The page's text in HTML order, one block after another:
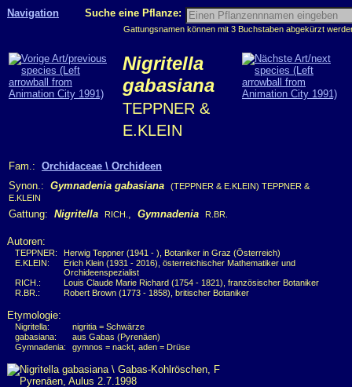
Navigation Suche eine Pflanze:
Gattungsnamen können mit 3 Buchstaben abgekürzt
Nigritella
gabasiana
TEPPNER &
E.KLEIN
Fam.: Orchidaceae \ Orchideen
Synon.: Gymnadenia gabasiana
(TEPPNER & E.KLEIN) TEPPNER &
E.KLEIN
Gattung: Nigritella RICH. , Gymnadenia R.BR.
Autoren:
TEPPNER:
Herwig Teppner (1941 - ), Botaniker in Graz (Österreich)
E.KLEIN:
Erich Klein (1931 - 2016), österreichischer Mathematiker und
Orchideenspezialist
RICH.:
Louis Claude Marie Richard (1754 - 1821), französischer Botaniker
R.BR.:
Robert Brown (1773 - 1858), britischer Botaniker
Etymologie:
Nigritella:
nigritia = Schwärze
gabasiana:
aus Gabas (Pyrenäen)
Gymnadenia:
gymnos = nackt, aden = Drüse